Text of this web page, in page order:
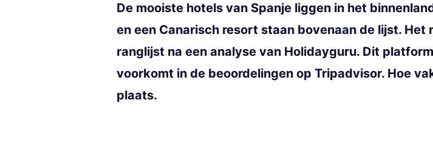
De mooiste hotels van Spanje liggen in het
en een Canarisch resort staan bovenaan de lijst. Het
ranglijst na een analyse van Holidayguru. Dit
voorkomt in de beoordelingen op Tripadvisor. Hoe
plaats.